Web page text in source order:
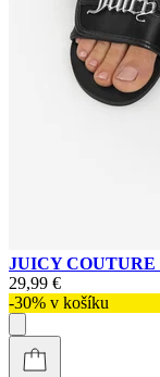
JUICY COUTURE
29,99 €
-30% v košíku